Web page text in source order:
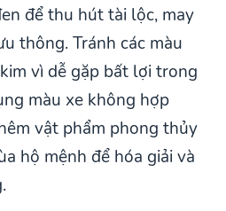
để thu hút tài lộc, may
thông. Tránh các màu
vì dễ gặp bất lợi trong
màu xe không hợp
vật phẩm phong thủy
hộ mệnh để hóa giải và